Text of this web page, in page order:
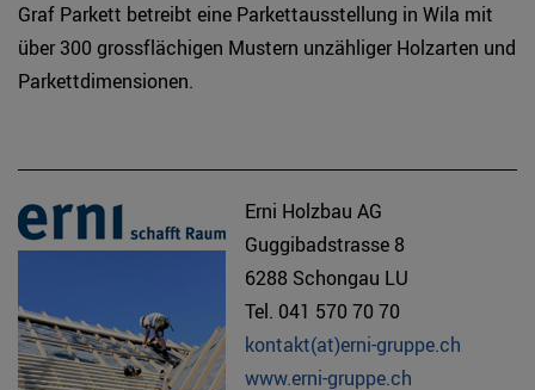
Graf Parkett betreibt eine Parkettausstellung in Wila mit
über 300 grossflächigen Mustern unzähliger Holzarten und
Parkettdimensionen.
Erni Holzbau AG
Guggibadstrasse 8
6288 Schongau LU
Tel. 041 570 70 70
kontakt(at)erni-gruppe.ch
www.erni-gruppe.ch